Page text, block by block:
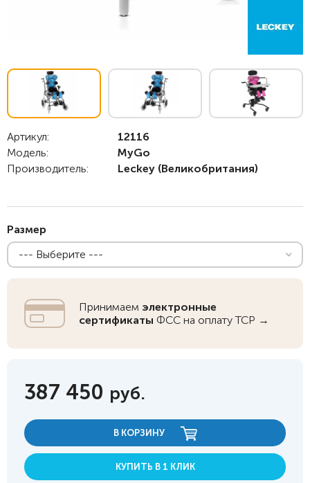
Артикул:
12116
Модель:
MyGo
Производитель:
Leckey (Великобритания)
Размер
--- Выберите ---
Принимаем электронные
сертификаты ФСС на оплату ТСР →
387 450 руб.
В КОРЗИНУ
КУПИТЬ В 1 КЛИК